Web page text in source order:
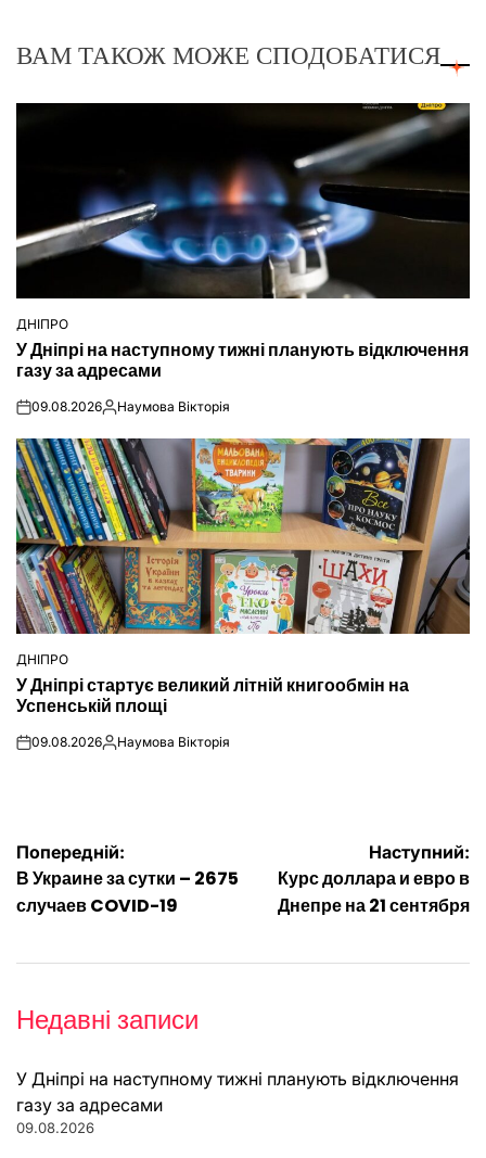
ВАМ ТАКОЖ МОЖЕ СПОДОБАТИСЯ
ОПУБЛІКУВАТИ
У
ДНІПРО
У Дніпрі на наступному тижні планують відключення
газу за адресами
on09.08.2026Опубліковано
Наумова Вікторія
ОПУБЛІКУВАТИ
У
ДНІПРО
У Дніпрі стартує великий літній книгообмін на
Успенській площі
on09.08.2026Опубліковано
Наумова Вікторія
Навігація
записів
Попередній:
В Украине за сутки – 2675
случаев COVID-19
Наступний:
Курс доллара и евро в
Днепре на 21 сентября
Недавні записи
У Дніпрі на наступному тижні планують відключення
газу за адресами
09.08.2026